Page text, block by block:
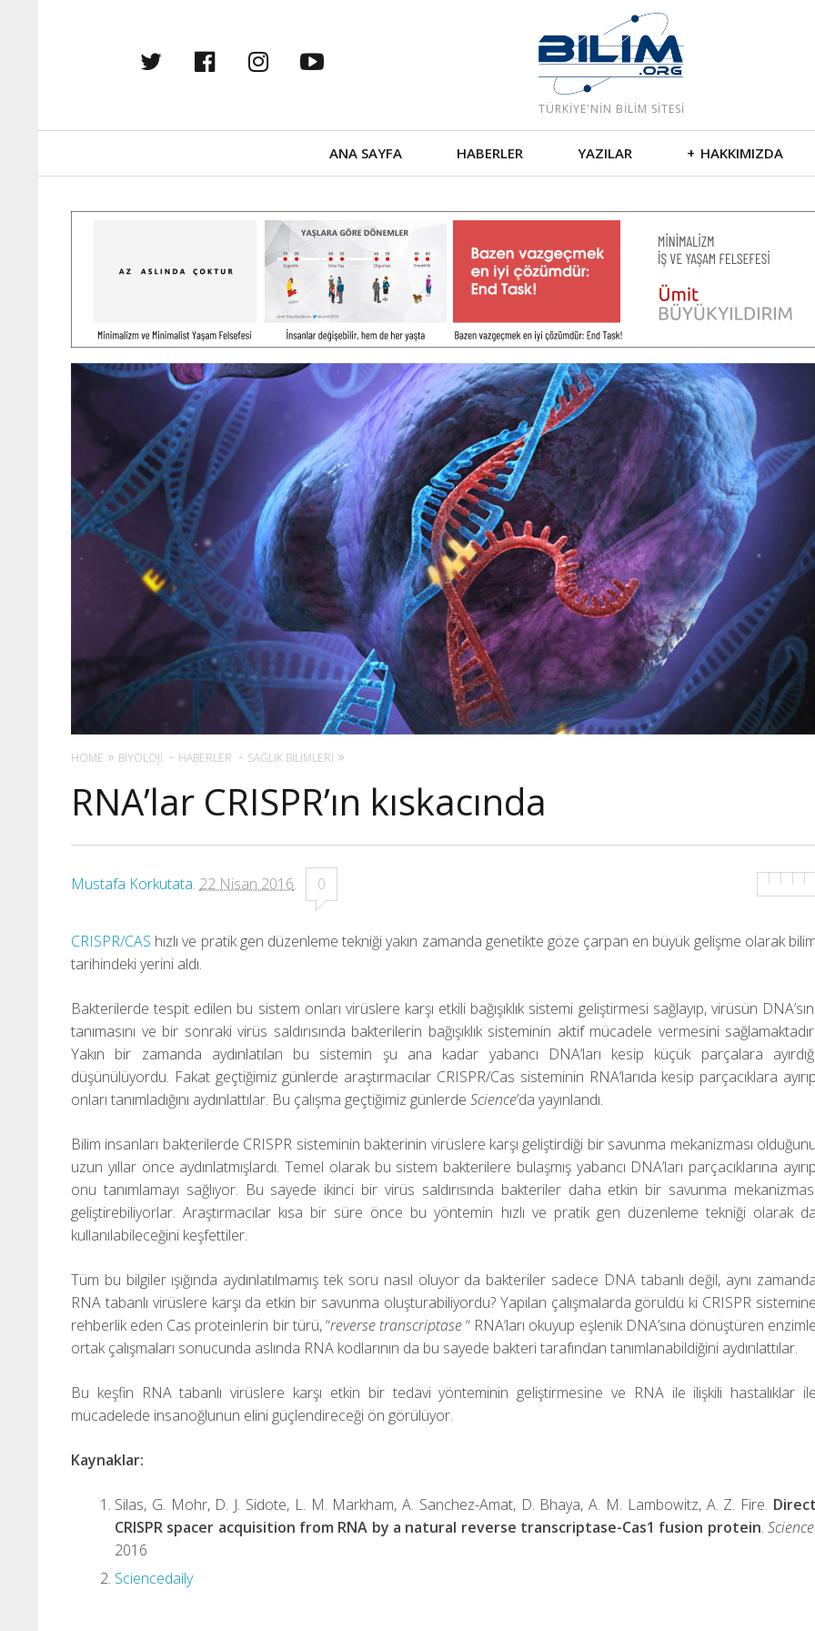
twitter facebookinstagram
TÜRKIYE'NIN BILIM SITESI
Navigation
ANA SAYFA HABERLER YAZILAR HAKKIMIZDA
HOME BIYOLOJI HABERLER SAĞLIK BILIMLERI
RNA’lar CRISPR’ın kıskacında
Mustafa Korkutata. 22 Nisan 2016. 0
CRISPR/CAS hızlı ve pratik gen düzenleme tekniği yakın zamanda genetikte göze çarpan en büyük gelişme olarak bilim
tarihindeki yerini aldı.
Bakterilerde tespit edilen bu sistem onları virüslere karşı etkili bağışıklık sistemi geliştirmesi sağlayıp, virüsün DNA’sını
tanımasını ve bir sonraki virüs saldırısında bakterilerin bağışıklık sisteminin aktif mücadele vermesini sağlamaktadır.
Yakın bir zamanda aydınlatılan bu sistemin şu ana kadar yabancı DNA’ları kesip küçük parçalara ayırdığı
düşünülüyordu. Fakat geçtiğimiz günlerde araştırmacılar CRISPR/Cas sisteminin RNA’larıda kesip parçacıklara ayırıp
onları tanımladığını aydınlattılar. Bu çalışma geçtiğimiz günlerde Science’da yayınlandı.
Bilim insanları bakterilerde CRISPR sisteminin bakterinin virüslere karşı geliştirdiği bir savunma mekanizması olduğunu
uzun yıllar önce aydınlatmışlardı. Temel olarak bu sistem bakterilere bulaşmış yabancı DNA’ları parçacıklarına ayırıp
onu tanımlamayı sağlıyor. Bu sayede ikinci bir virüs saldırısında bakteriler daha etkin bir savunma mekanizması
geliştirebiliyorlar. Araştırmacılar kısa bir süre önce bu yöntemin hızlı ve pratik gen düzenleme tekniği olarak da
kullanılabileceğini keşfettiler.
Tüm bu bilgiler ışığında aydınlatılmamış tek soru nasıl oluyor da bakteriler sadece DNA tabanlı değil, aynı zamanda
RNA tabanlı virüslere karşı da etkin bir savunma oluşturabiliyordu? Yapılan çalışmalarda görüldü ki CRISPR sistemine
rehberlik eden Cas proteinlerin bir türü, “reverse transcriptase“ RNA’ları okuyup eşlenik DNA’sına dönüştüren enzimle
ortak çalışmaları sonucunda aslında RNA kodlarının da bu sayede bakteri tarafından tanımlanabildiğini aydınlattılar.
Bu keşfin RNA tabanlı virüslere karşı etkin bir tedavi yönteminin geliştirmesine ve RNA ile ilişkili hastalıklar ile
mücadelede insanoğlunun elini güçlendireceği ön görülüyor.
Kaynaklar:
Silas, G. Mohr, D. J. Sidote, L. M. Markham, A. Sanchez-Amat, D. Bhaya, A. M. Lambowitz, A. Z. Fire. Direct
CRISPR spacer acquisition from RNA by a natural reverse transcriptase-Cas1 fusion protein.Science
2016
Sciencedaily